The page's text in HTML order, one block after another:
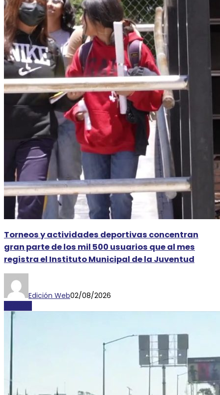
Torneos y actividades deportivas concentran
gran parte de los mil 500 usuarios que al mes
registra el Instituto Municipal de la Juventud
Edición Web02/08/2026